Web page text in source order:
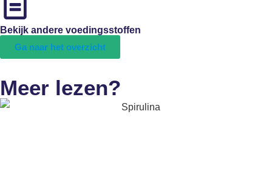
Bekijk andere voedingsstoffen
Ga naar het overzicht
Meer lezen?